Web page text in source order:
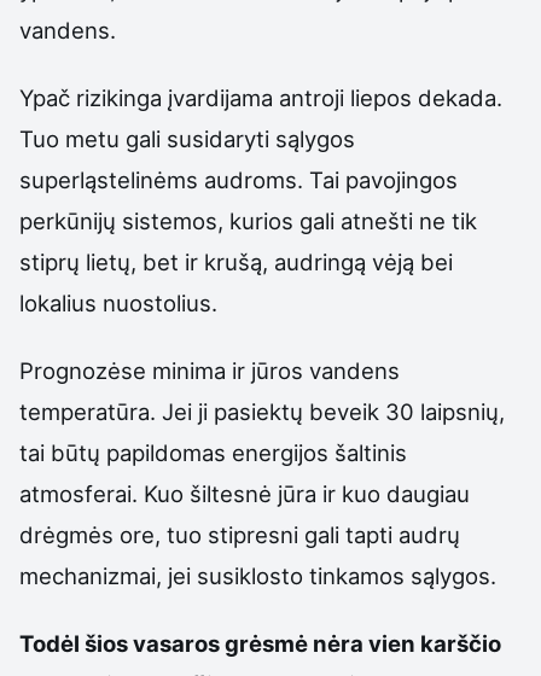
vandens.
Ypač rizikinga įvardijama antroji liepos dekada.
Tuo metu gali susidaryti sąlygos
superląstelinėms audroms. Tai pavojingos
perkūnijų sistemos, kurios gali atnešti ne tik
stiprų lietų, bet ir krušą, audringą vėją bei
lokalius nuostolius.
Prognozėse minima ir jūros vandens
temperatūra. Jei ji pasiektų beveik 30 laipsnių,
tai būtų papildomas energijos šaltinis
atmosferai. Kuo šiltesnė jūra ir kuo daugiau
drėgmės ore, tuo stipresni gali tapti audrų
mechanizmai, jei susiklosto tinkamos sąlygos.
Todėl šios vasaros grėsmė nėra vien karščio